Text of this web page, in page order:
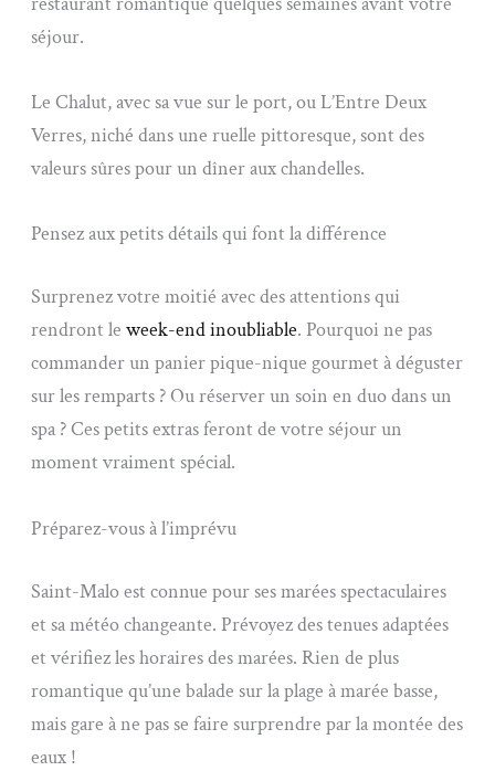
séjour.
Le Chalut, avec sa vue sur le port, ou L’Entre Deux
Verres, niché dans une ruelle pittoresque, sont des
valeurs sûres pour un dîner aux chandelles.
Pensez aux petits détails qui font la différence
Surprenez votre moitié avec des attentions qui
rendront leweek-end inoubliable. Pourquoi ne pas
commander un panier pique-nique gourmet à déguster
sur les remparts ? Ou réserver un soin en duo dans un
spa ? Ces petits extras feront de votre séjour un
moment vraiment spécial.
Préparez-vous à l’imprévu
Saint-Malo est connue pour ses marées spectaculaires
et sa météo changeante. Prévoyez des tenues adaptées
et vérifiez les horaires des marées. Rien de plus
romantique qu’une balade sur la plage à marée basse,
mais gare à ne pas se faire surprendre par la montée des
eaux !